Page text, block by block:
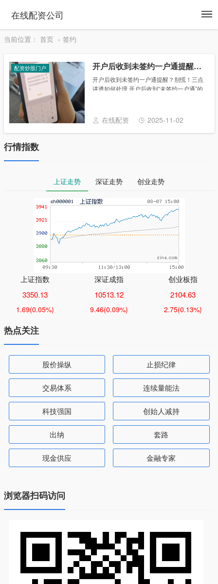
在线配资公司
当前位置： 首页 签约
配资炒股门户 开户后收到未签约一户通提醒？别慌！三点讲透如何处理
开户后收到未签约一户通提醒？别慌！三点
讲透如何处理 开户后收到“未签约一户通”的
户）是管理你所有证券账户的“总管家”，
没......
在线配资 2025-11-02
行情指数
上证走势 深证走势 创业走势
上证指数
3350.13
1.69(0.05%)
深证成指
10513.12
9.46(0.09%)
创业板指
2104.63
2.75(0.13%)
热点关注
股价操纵 止损纪律
交易体系 连续量能法
科技强国 创始人减持
出纳 套路
现金供应 金融专家
浏览器扫码访问